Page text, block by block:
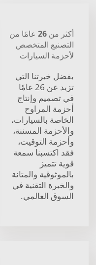
أكثر من 26 عامًا من
التصنيع المتخصص
لأحزمة السيارات
بفضل خبرتنا التي
تزيد عن 26 عامًا
في تصميم وإنتاج
أحزمة المراوح
الخاصة بالسيارات،
والأحزمة المسننة،
وأحزمة التوقيت،
فقد اكتسبنا سمعة
قوية تتميز
بالموثوقية والمتانة
والخبرة التقنية في
السوق العالمي.